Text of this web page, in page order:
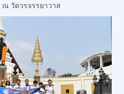
ณ วัดวรจรรยาวาส